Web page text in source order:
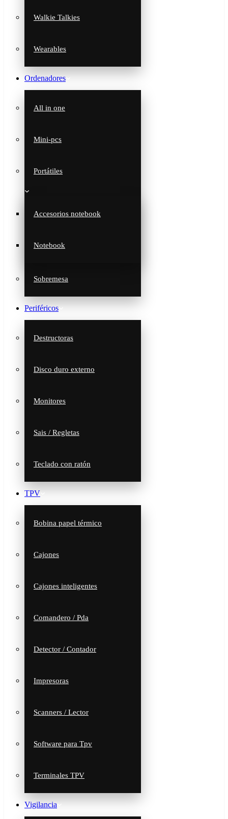
Walkie Talkies
Wearables
Ordenadores
All in one
Mini-pcs
Portátiles
Accesorios notebook
Notebook
Sobremesa
Periféricos
Destructoras
Disco duro externo
Monitores
Sais / Regletas
Teclado con ratón
TPV
Bobina papel térmico
Cajones
Cajones inteligentes
Comandero / Pda
Detector / Contador
Impresoras
Scanners / Lector
Software para Tpv
Terminales TPV
Vigilancia